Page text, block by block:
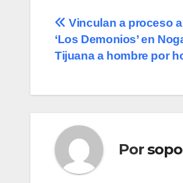
Navegación
de
Vinculan a proceso
‘Los Demonios’ en
Tijuana a hombre por
Por